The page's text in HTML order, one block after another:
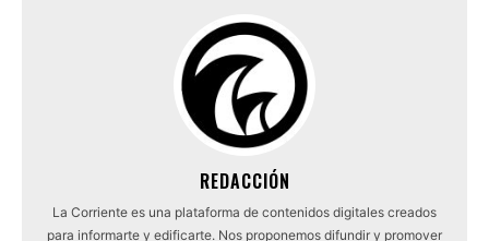
REDACCIÓN
La Corriente es una plataforma de contenidos digitales creados
para informarte y edificarte. Nos proponemos difundir y promover